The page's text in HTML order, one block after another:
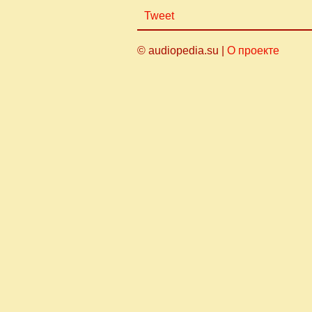
Tweet
© audiopedia.su | О проекте